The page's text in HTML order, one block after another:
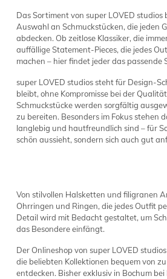
Das Sortiment von super LOVED studios
Auswahl an Schmuckstücken, die jeden
abdecken. Ob zeitlose Klassiker, die
auffällige Statement-Pieces, die jedes
machen – hier findet jeder das passende
super LOVED studios steht für Design-
bleibt, ohne Kompromisse bei der
Schmuckstücke werden sorgfältig
zu bereiten. Besonders im Fokus stehen
langlebig und hautfreundlich sind – für
schön aussieht, sondern sich auch gut
Von stilvollen Halsketten und filigranen
Ohrringen und Ringen, die jedes Outfit
Detail wird mit Bedacht gestaltet, um
das Besondere einfängt.
Der Onlineshop von super LOVED
die beliebten Kollektionen bequem von
entdecken. Bisher exklusiv in Bochum